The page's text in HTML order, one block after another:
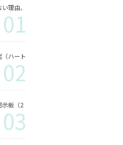
理由、
01
ハート
02
示板（2
03